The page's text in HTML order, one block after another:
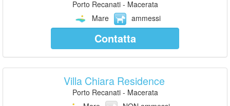
Porto Recanati - Macerata
Mare
ammessi
Contatta
Villa Chiara Residence
Porto Recanati - Macerata